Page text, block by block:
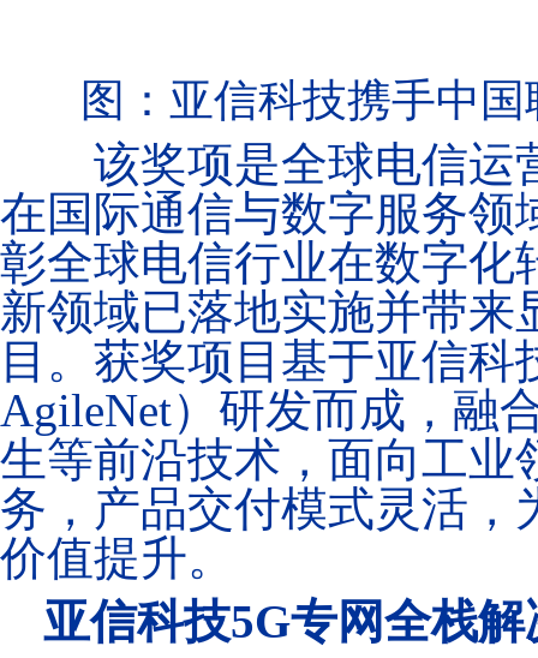
图：亚信科技携手中
该奖项是全球电信运
在国际通信与数字服务领
彰全球电信行业在数字化
新领域已落地实施并带
目。获奖项目基于亚信科
AgileNet）研发而成，融
生等前沿技术，面向工业
务，产品交付模式灵活，
价值提升。
亚信科技5G专网全栈